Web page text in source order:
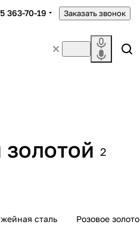
363-70-19 Заказать звонок
2
сталь Розовое золото